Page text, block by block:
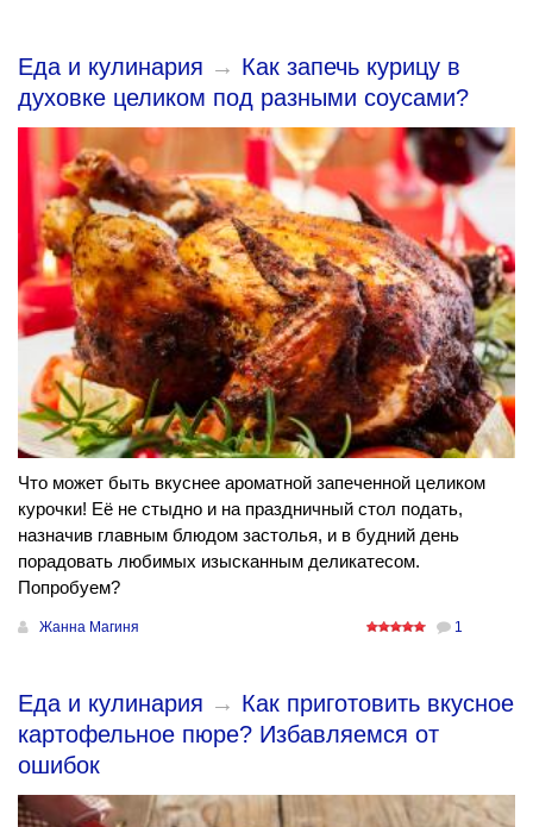
Еда и кулинария → Как запечь курицу в
духовке целиком под разными соусами?
Что может быть вкуснее ароматной запеченной целиком
курочки! Её не стыдно и на праздничный стол подать,
назначив главным блюдом застолья, и в будний день
порадовать любимых изысканным деликатесом.
Попробуем?
Жанна Магиня 1
Еда и кулинария → Как приготовить вкусное
картофельное пюре? Избавляемся от
ошибок